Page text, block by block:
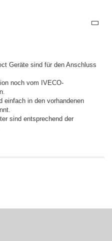
Geräte sind für den Anschluss
noch vom IVECO-
einfach in den vorhandenen
sind entsprechend der